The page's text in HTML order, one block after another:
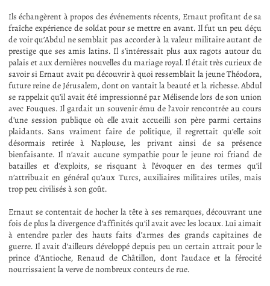
Ils échangèrent à propos des événements récents, Ernaut profitant de sa
fraîche expérience de soldat pour se mettre en avant. Il fut un peu déçu
de voir qu’Abdul ne semblait pas accorder à la valeur militaire autant de
prestige que ses amis latins. Il s’intéressait plus aux ragots autour du
palais et aux dernières nouvelles du mariage royal. Il était très curieux de
savoir si Ernaut avait pu découvrir à quoi ressemblait la jeune Théodora,
future reine de Jérusalem, dont on vantait la beauté et la richesse. Abdul
se rappelait qu’il avait été impressionné par Mélisende lors de son union
avec Fouques. Il gardait un souvenir ému de l’avoir rencontrée au cours
d’une session publique où elle avait accueilli son père parmi certains
plaidants. Sans vraiment faire de politique, il regrettait qu’elle soit
désormais retirée à Naplouse, les privant ainsi de sa présence
bienfaisante. Il n’avait aucune sympathie pour le jeune roi friand de
batailles et d’exploits, se risquant à l’évoquer en des termes qu’il
n’attribuait en général qu’aux Turcs, auxiliaires militaires utiles, mais
trop peu civilisés à son goût.
Ernaut se contentait de hocher la tête à ses remarques, découvrant une
fois de plus la divergence d’affinités qu’il avait avec les locaux. Lui aimait
à entendre parler des hauts faits d’armes des grands capitaines de
guerre. Il avait d’ailleurs développé depuis peu un certain attrait pour le
prince d’Antioche, Renaud de Châtillon, dont l’audace et la férocité
nourrissaient la verve de nombreux conteurs de rue.